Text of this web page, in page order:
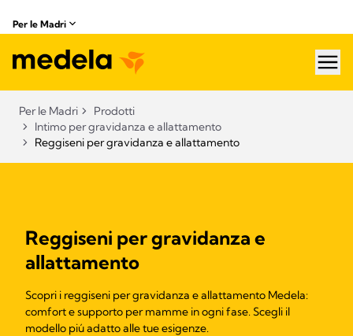
Per le Madri
Per le Madri
Prodotti
Intimo per gravidanza e allattamento
Reggiseni per gravidanza e allattamento
Reggiseni per gravidanza e
allattamento
Scopri i reggiseni per gravidanza e allattamento Medela:
comfort e supporto per mamme in ogni fase. Scegli il
modello piú adatto alle tue esigenze.